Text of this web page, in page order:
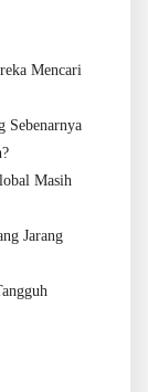
Mencari
Sebenarnya
Masih
Jarang